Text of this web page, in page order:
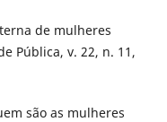
de mulheres
Pública, v. 22, n. 11,
são as mulheres